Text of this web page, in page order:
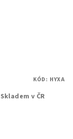
Skladem v ČR
KÓD: HYXA